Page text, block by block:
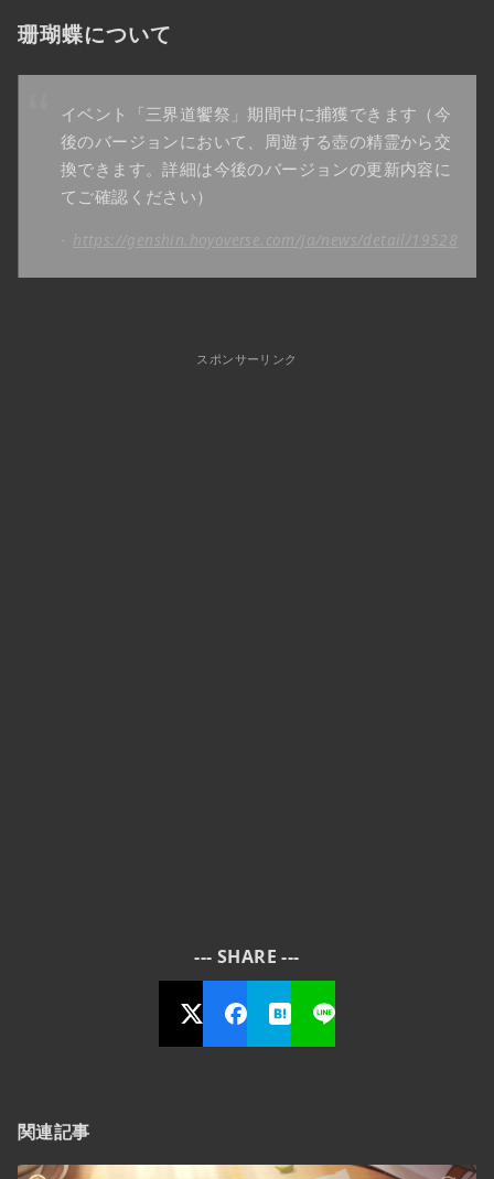
珊瑚蝶について
イベント「三界道饗祭」期間中に捕獲できます（今
後のバージョンにおいて、周遊する壺の精霊から交
換できます。詳細は今後のバージョンの更新内容に
てご確認ください）
https://genshin.hoyoverse.com/ja/news/detail/19528
スポンサーリンク
--- SHARE ---
関連記事